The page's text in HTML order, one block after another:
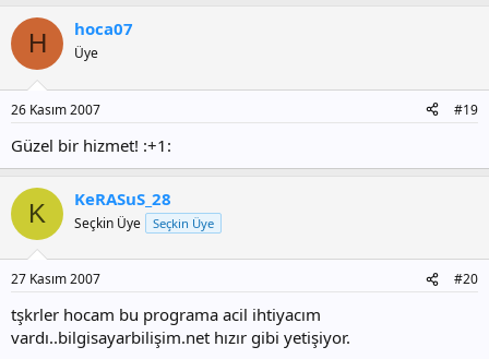
H hoca07
Üye
26 Kasım 2007 #19
Güzel bir hizmet! :+1:
K KeRASuS_28
Seçkin Üye Seçkin Üye
27 Kasım 2007 #20
tşkrler hocam bu programa acil ihtiyacım
vardı..bilgisayarbilişim.net hızır gibi yetişiyor.